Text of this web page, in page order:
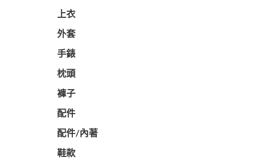
上衣
外套
手錶
枕頭
褲子
配件
配件/內著
鞋款